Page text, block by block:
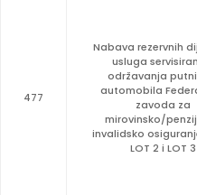
477
Nabava rezervnih
usluga
održavanja
automobila
zavoda za
mirovinsko/
invalidsko
LOT 2 i LOT 3